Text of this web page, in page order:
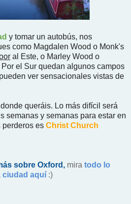
y tomar un autobús, nos
como Magdalen Wood o Monk's
al Este, o Marley Wood o
el Sur quedan algunos campos
ver sensacionales vistas de
queráis. Lo más difícil será
semanas y semanas para estar en
perderos es Christ Church
sobre Oxford, mira todo lo
ciudad aquí :)